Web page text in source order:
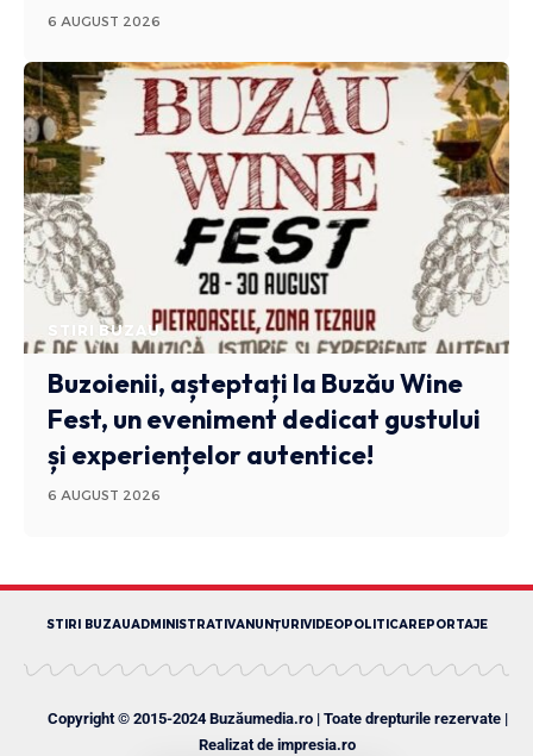
6 AUGUST 2026
STIRI BUZAU
Buzoienii, așteptați la Buzău Wine
Fest, un eveniment dedicat gustului
și experiențelor autentice!
6 AUGUST 2026
STIRI BUZAUADMINISTRATIVANUNȚURIVIDEOPOLITICAREPORTAJE
Copyright © 2015-2024 Buzăumedia.ro | Toate drepturile rezervate |
Realizat de impresia.ro